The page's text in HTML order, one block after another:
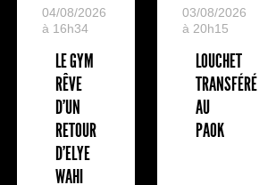
04/08/2026
à 16h34
LE GYM
RÊVE
D’UN
RETOUR
D’ELYE
WAHI
03/08/2026
à 20h15
LOUCHET
TRANSFÉRÉ
AU
PAOK